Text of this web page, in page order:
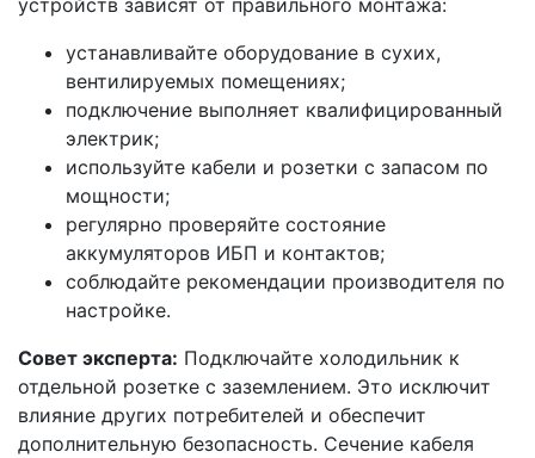
устройств зависят от правильного монтажа:
устанавливайте оборудование в сухих,
вентилируемых помещениях;
подключение выполняет квалифицированный
электрик;
используйте кабели и розетки с запасом по
мощности;
регулярно проверяйте состояние
аккумуляторов ИБП и контактов;
соблюдайте рекомендации производителя по
настройке.
Совет эксперта: Подключайте холодильник к
отдельной розетке с заземлением. Это исключит
влияние других потребителей и обеспечит
дополнительную безопасность. Сечение кабеля